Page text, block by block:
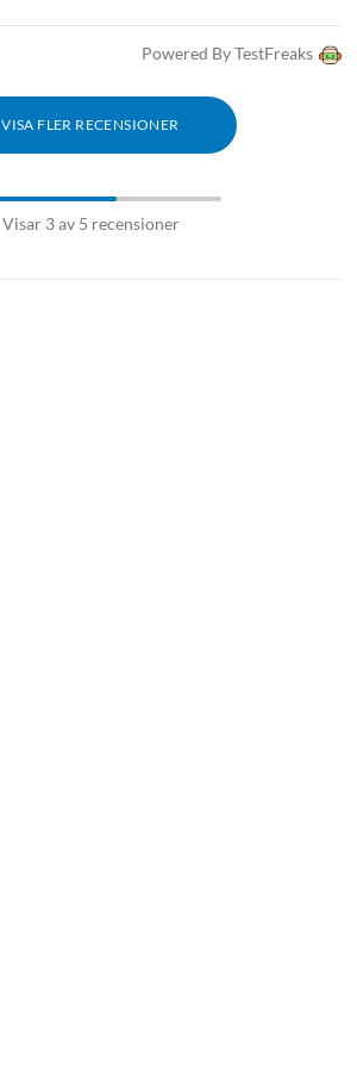
Powered By TestFreaks
VISA FLER RECENSIONER
Visar 3 av 5 recensioner